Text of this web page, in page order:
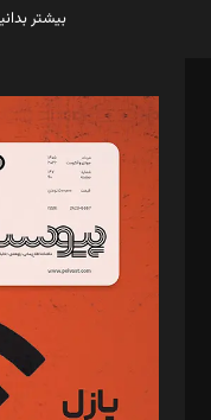
بیشتر
مدیر مسئول: محمدباقر
سردبیر: مهرک محمودی
دبیر تحریریه: میثم قاسمی
د‌بیر ناداستان: سمانه سمیع
د‌بیر خدمت و تجارت:
د‌بیر حقوق فناوری:
د‌بیر پیوست جهان: مینا پاکدل
د‌بیر تحریریه آنلاین: بابک
تحریریه‌: مجتبی محمود‌ی،
مصطفی مسجدی آرانی،